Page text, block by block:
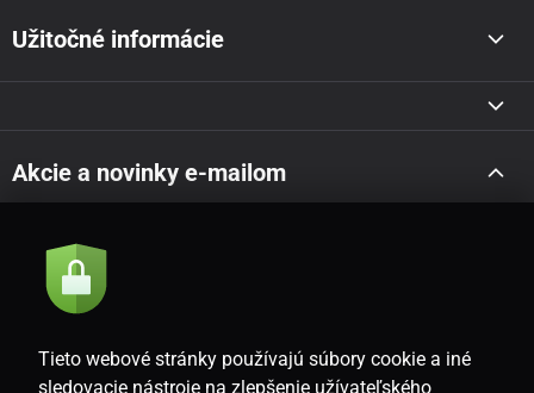
Užitočné informácie
Akcie a novinky e-mailom
Súhlasím so
Tieto webové stránky používajú súbory cookie a iné
sledovacie nástroje na zlepšenie užívateľského